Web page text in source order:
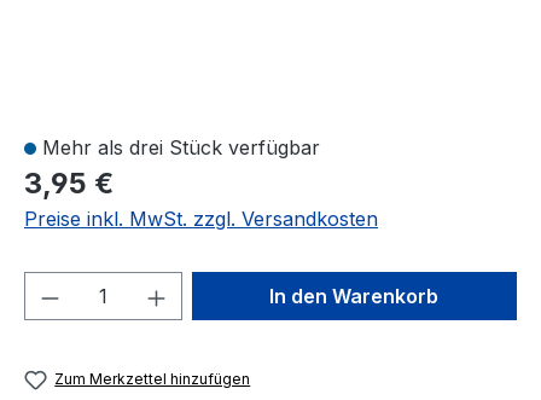
Mehr als drei Stück verfügbar
3,95 €
Preise inkl. MwSt. zzgl. Versandkosten
Produkt Anzahl: Gib denIn den Warenkorb
Zum Merkzettel hinzufügen